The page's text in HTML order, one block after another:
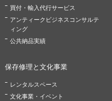
買付・輸入代行サービス
アンティークビジネスコンサルテ
ィング
公共納品実績
保存修理と文化事業
レンタルスペース
文化事業・イベント